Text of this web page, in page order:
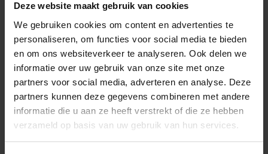
Deze website maakt gebruik van cookies
We gebruiken cookies om content en advertenties te
personaliseren, om functies voor social media te bieden
en om ons websiteverkeer te analyseren. Ook delen we
informatie over uw gebruik van onze site met onze
partners voor social media, adverteren en analyse. Deze
partners kunnen deze gegevens combineren met andere
informatie die u aan ze heeft verstrekt of die ze hebben
verzameld op basis van uw gebruik van hun services.
Een belangrijk voordeel is dat je met panelen relatief
eenvoudig grotere wandoppervlakken kunt behandelen.
Daardoor kun je in korte tijd een merkbare verbetering van de
akoestiek realiseren.
Panelen worden vaak geplaatst op de grootste reflecterende
oppervlakken in de ruimte, zoals achter een zithoek, langs een
panelen te combineren ontstaat zowel een visueel element